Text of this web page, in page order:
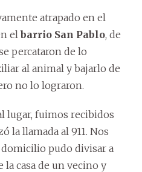
atrapado en el
el barrio San Pablo, de
percataron de lo
al animal y bajarlo de
no lo lograron.
lugar, fuimos recibidos
la llamada al 911. Nos
pudo divisar a
casa de un vecino y